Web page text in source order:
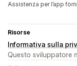
Assistenza per l’app
Risorse
Informativa sulla
Questo sviluppatore